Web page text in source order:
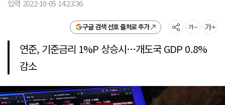
입력 2022-10-05 14:23:36
구글 검색 선호 출처로 추가
연준, 기준금리 1%P 상승시…개도국 GDP 0.8%
감소